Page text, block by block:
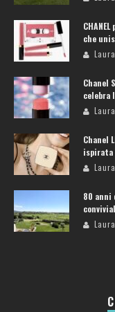
che
Chanel
celebra
Chanel
80 anni